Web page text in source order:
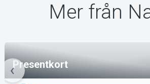
Mer från
Presentkort